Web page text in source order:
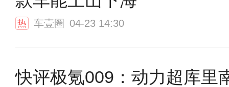
热 车壹圈 04-23 14:30
快评极氪009：动力超库里